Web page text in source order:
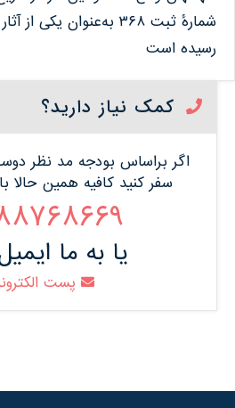
شمارهٔ ثبت ۳۶۸ به‌عنوان یکی
رسیده است
کمک نیاز دارید؟
اگر براساس بودجه مد نظر
سفر کنید کافیه همین حالا
88768669 021
یا به ما ایمیل
پست